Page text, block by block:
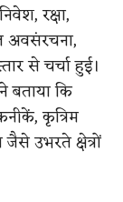
रक्षा,
अवसंरचना,
से चर्चा हुई।
बताया कि
कृत्रिम
उभरते क्षेत्रों